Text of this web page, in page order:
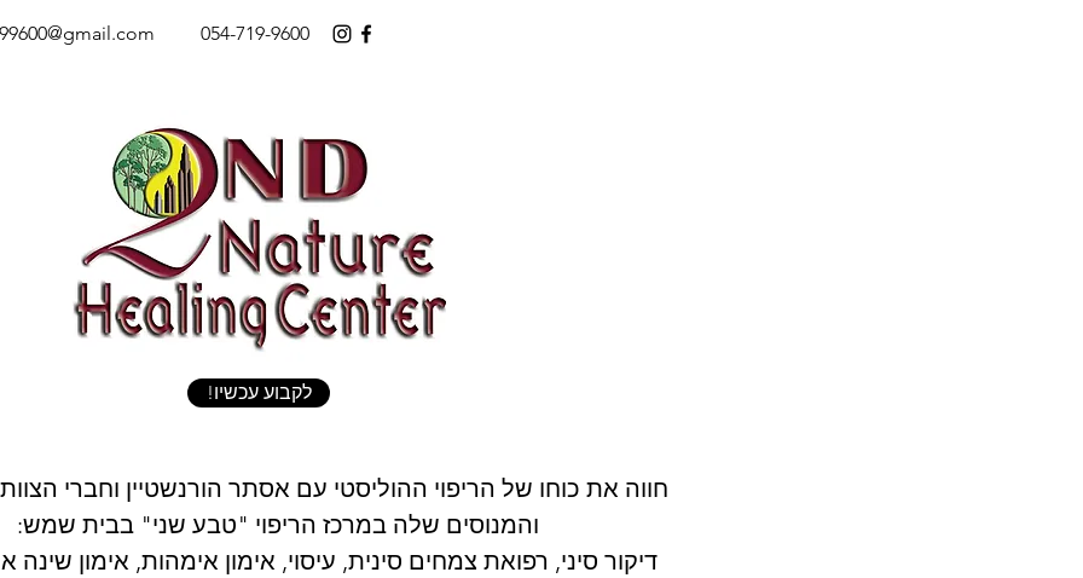
054-719-9600
!לקבוע עכשיו
חווה את כוחו של הריפוי ההוליסטי עם אסתר הורנשטיין וחברי
והמנוסים שלה במרכז הריפוי "טבע שני" בבית שמש:
דיקור סיני, רפואת צמחים סינית, עיסוי, אימון אימהות, אימון שינה